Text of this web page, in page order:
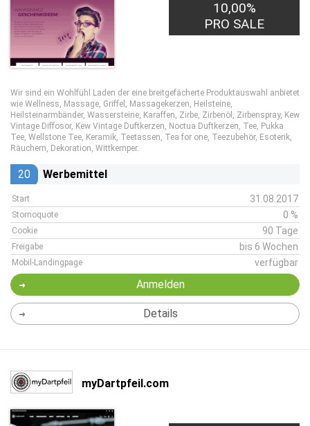
10,00%
PRO SALE
Wir sind ein Wohlfühl Laden der eine breitgefächerte Produktauswahl anbietet
wie Wellness, Massage, Griffel, Massagekerzen, Heilsteine,
Heilsteinarmbänder, Wassersteine, Karaffen, Zirbe, Zirbenöl, Zirbenspray, Kew
Vintage Diffosor, Kew Vintage Duftkerzen, Noctua Duftkerzen, Tee, Pukka
Tee, Wellstone Tee, Keramik, Teetassen, Tea for one, Teezubehör, Esoterik,
Räuchern, Dekoration, Wittkemper.
20 Werbemittel
Start 31.08.2017
Stornoquote 0 %
Cookie 90 Tage
Freigabe bis 6 Wochen
Mobil-Landingpage verfügbar
Anmelden
Details
myDartpfeil.com